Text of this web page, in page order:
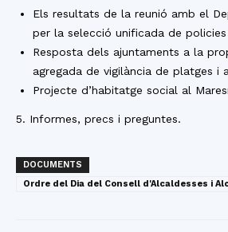
Els resultats de la reunió amb el
per la selecció unificada de policies
Resposta dels ajuntaments a la
agregada de vigilància de platges i
Projecte d’habitatge social al
5. Informes, precs i preguntes.
DOCUMENTS
Ordre del Dia del Consell d'Alcaldesses i